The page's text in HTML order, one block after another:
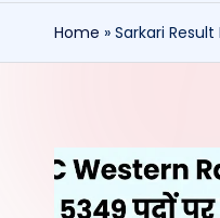
Home » Sarkari Result